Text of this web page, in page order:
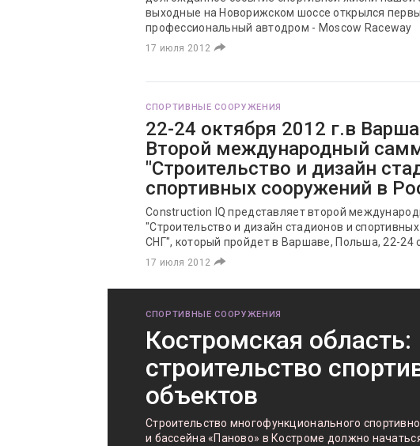
выходные на Новорижском шоссе открылся
профессиональный автодром - Moscow Raceway
17 июля 2012
СПОРТИВНЫЕ СООРУЖЕНИЯ
22-24 октября 2012 г.в
Второй международный
"Строительство и дизайн
спортивных сооружений в
Construction IQ представляет второй
"Строительство и дизайн стадионов и
СНГ", который пройдет в Варшаве, Польша, 22-24
17 июля 2012
СПОРТИВНЫЕ СООРУЖЕНИЯ
Костромская область:
строительство
объектов
Строительство многофункционального
и бассейна «Паново» в Костроме должно